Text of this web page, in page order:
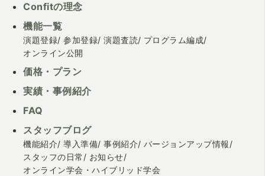
Confitの理念
機能一覧
演題登録 参加登録 演題査読
プログラム編成
オンライン公開
価格・プラン
実績・事例紹介
FAQ
スタッフブログ
機能紹介 導入準備 事例紹介
バージョンアップ情報
スタッフの日常
お知らせ
オンライン学会・ハイブリッド学会